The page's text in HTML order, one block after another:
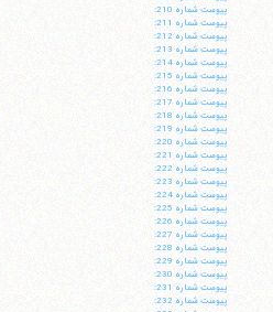
پيوست شماره 210:
پيوست شماره 211:
پيوست شماره 212:
پيوست شماره 213:
پيوست شماره 214:
پيوست شماره 215:
پيوست شماره 216:
پيوست شماره 217:
پيوست شماره 218:
پيوست شماره 219:
پيوست شماره 220:
پيوست شماره 221:
پيوست شماره 222:
پيوست شماره 223:
پيوست شماره 224:
پيوست شماره 225:
پيوست شماره 226:
پيوست شماره 227:
پيوست شماره 228:
پيوست شماره 229:
پيوست شماره 230:
پيوست شماره 231:
پيوست شماره 232: